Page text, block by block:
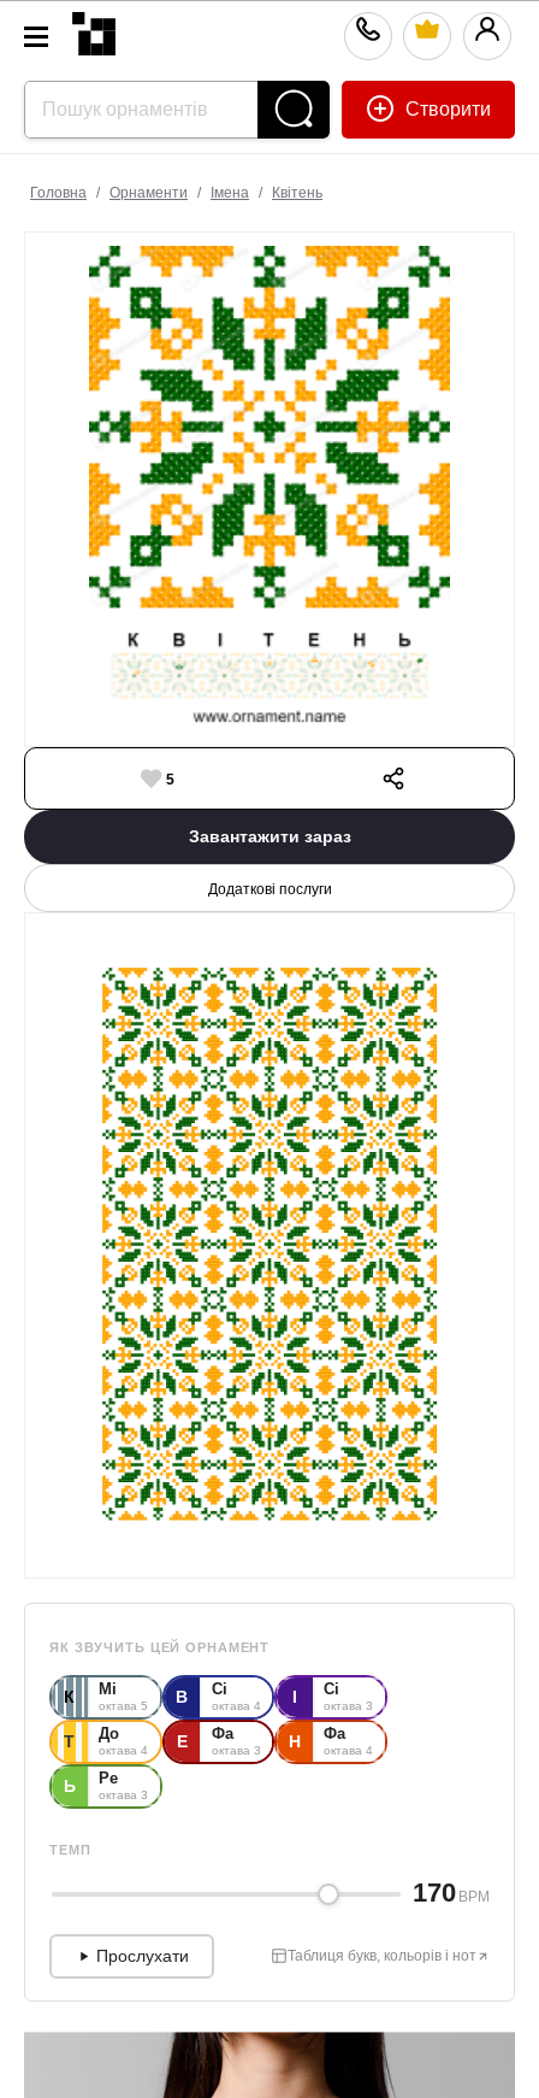
Створити
Головна / Орнаменти / Імена / Квітень
5
Завантажити зараз
Додаткові послуги
ЯК ЗВУЧИТЬ ЦЕЙ ОРНАМЕНТ
К Мі
октава 5 В Сі
октава 4 І Сі
октава 3
Т До
октава 4 Е Фа
октава 3 Н Фа
октава 4
Ь Ре
октава 3
ТЕМП
170 BPM
Прослухати Таблиця букв, кольорів і нот